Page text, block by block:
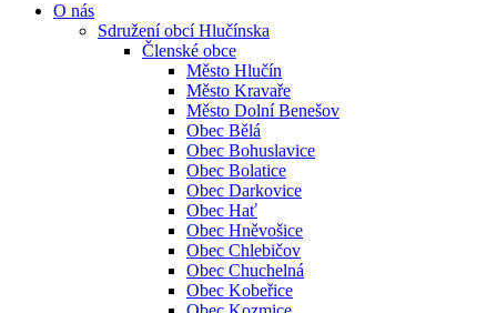
O nás
Sdružení obcí Hlučínska
Členské obce
Město Hlučín
Město Kravaře
Město Dolní Benešov
Obec Bělá
Obec Bohuslavice
Obec Bolatice
Obec Darkovice
Obec Hať
Obec Hněvošice
Obec Chlebičov
Obec Chuchelná
Obec Kobeřice